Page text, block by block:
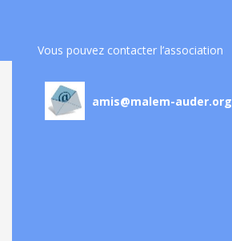
Vous pouvez contacter l’association
amis@malem-auder.org